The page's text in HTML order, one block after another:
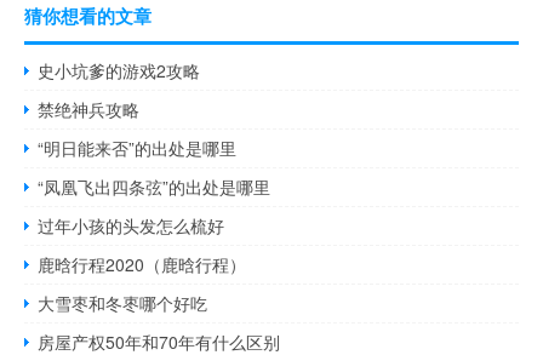
猜你想看的文章
史小坑爹的游戏2攻略
禁绝神兵攻略
“明日能来否”的出处是哪里
“凤凰飞出四条弦”的出处是哪里
过年小孩的头发怎么梳好
鹿晗行程2020（鹿晗行程）
大雪枣和冬枣哪个好吃
房屋产权50年和70年有什么区别